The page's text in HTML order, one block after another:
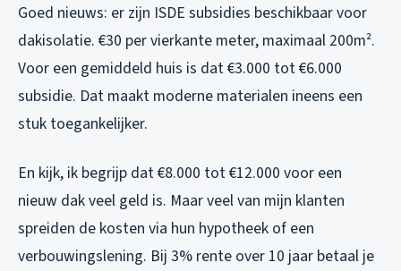
Goed nieuws: er zijn ISDE subsidies beschikbaar voor
dakisolatie. €30 per vierkante meter, maximaal 200m².
Voor een gemiddeld huis is dat €3.000 tot €6.000
subsidie. Dat maakt moderne materialen ineens een
stuk toegankelijker.
En kijk, ik begrijp dat €8.000 tot €12.000 voor een
nieuw dak veel geld is. Maar veel van mijn klanten
spreiden de kosten via hun hypotheek of een
verbouwingslening. Bij 3% rente over 10 jaar betaal je